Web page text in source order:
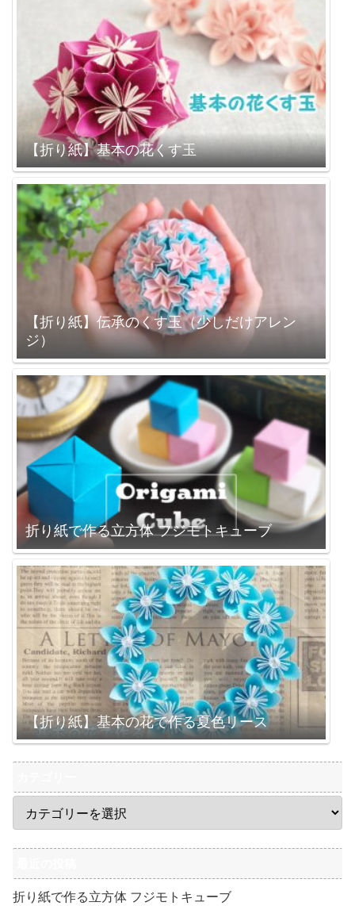
【折り紙】基本の花くす玉
【折り紙】伝承のくす玉（少しだけアレン
ジ）
折り紙で作る立方体 フジモトキューブ
【折り紙】基本の花で作る夏色リース
折り紙で作る立方体 フジモトキューブ